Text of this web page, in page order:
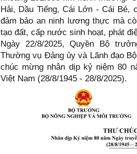
Hải, Dầu Tiếng, Cái Lớn - Cái Bé,
đảm bảo an ninh lương thực mà
tạo đất, cấp nước sinh hoạt, phát
Ngày 22/8/2025, Quyền Bộ
Thường vụ Đảng ủy và Lãnh đạo
chúc mừng nhân dịp kỷ niệm 80
Việt Nam (28/8/1945 - 28/8/2025).